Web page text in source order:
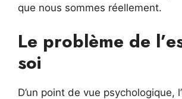
que nous sommes réellement.
Le problème de
soi
D’un point de vue psychologique,